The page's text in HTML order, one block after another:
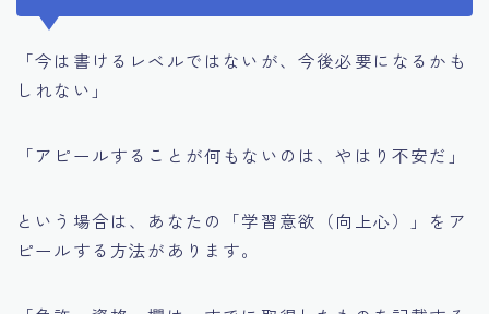
「今は書けるレベルではないが、今後必要になるかも
しれない」
「アピールすることが何もないのは、やはり不安だ」
という場合は、あなたの「学習意欲（向上心）」をア
ピールする方法があります。